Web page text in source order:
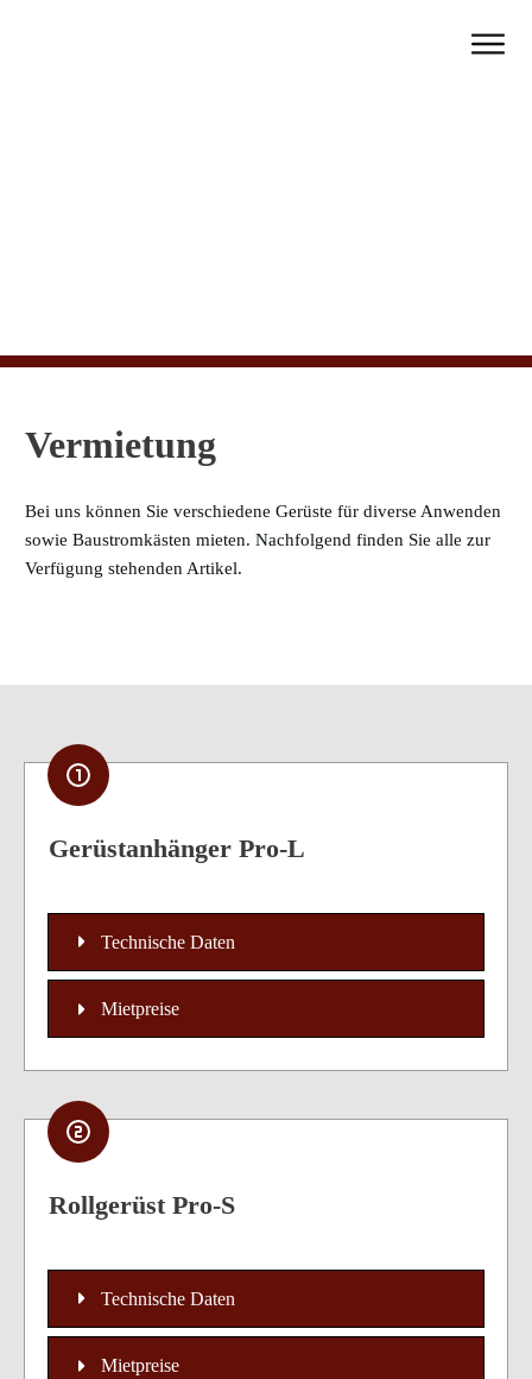
Vermietung
Bei uns können Sie verschiedene Gerüste für diverse Anwenden
sowie Baustromkästen mieten. Nachfolgend finden Sie alle zur
Verfügung stehenden Artikel.
Gerüstanhänger Pro-L
Technische Daten
Mietpreise
Rollgerüst Pro-S
Technische Daten
Mietpreise